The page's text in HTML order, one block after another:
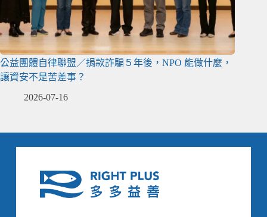
公益團體自律聯盟／捐款詐騙５年後，NPO 能做什麼，
讓資安不是苦差事？
2026-07-16